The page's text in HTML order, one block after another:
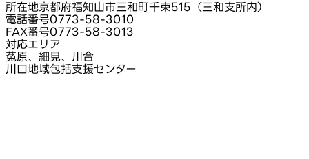
所在地京都府福知山市三和町千束515（三和支所内）
電話番号0773-58-3010
FAX番号0773-58-3013
対応エリア
菟原、細見、川合
川口地域包括支援センター